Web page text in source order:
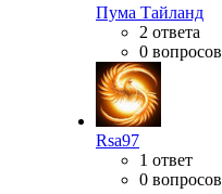
Пума Тайланд
2 ответа
0 вопросов
Rsa97
1 ответ
0 вопросов